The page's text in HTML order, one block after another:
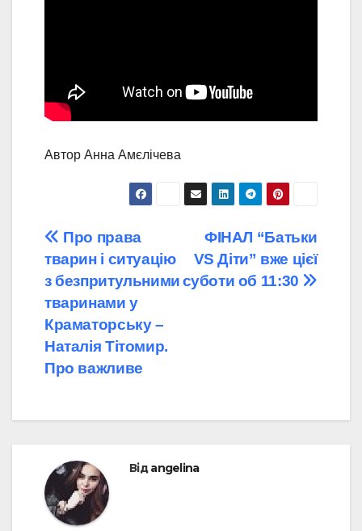
Автор Анна Амєлічева
Навігація
записів
ФІНАЛ “Батьки
VS Діти” вже цієї
суботи об 11:30
Про права
тварин і ситуацію
з безпритульними
тваринами у
Краматорську –
Наталія Тітомир.
Про важливе
Відangelina